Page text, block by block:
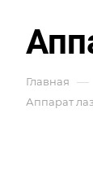
Главная —
Аппарат